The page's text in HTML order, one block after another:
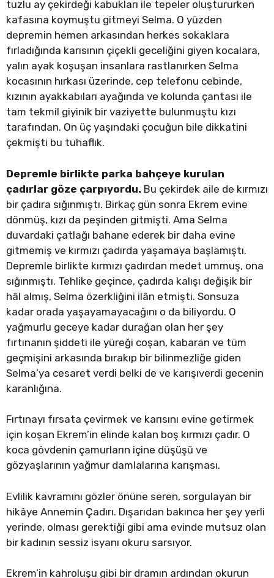
tuzlu ay çekirdeği kabukları ile tepeler oluştururken
kafasına koymuştu gitmeyi Selma. O yüzden
depremin hemen arkasından herkes sokaklara
fırladığında karısının çiçekli geceliğini giyen kocalara,
yalın ayak koşuşan insanlara rastlanırken Selma
kocasının hırkası üzerinde, cep telefonu cebinde,
kızının ayakkabıları ayağında ve kolunda çantası ile
tam tekmil giyinik bir vaziyette bulunmuştu kızı
tarafından. On üç yaşındaki çocuğun bile dikkatini
çekmişti bu tuhaflık.
Depremle birlikte parka bahçeye kurulan
çadırlar göze çarpıyordu. Bu çekirdek aile de kırmızı
bir çadıra sığınmıştı. Birkaç gün sonra Ekrem evine
dönmüş, kızı da peşinden gitmişti. Ama Selma
duvardaki çatlağı bahane ederek bir daha evine
gitmemiş ve kırmızı çadırda yaşamaya başlamıştı.
Depremle birlikte kırmızı çadırdan medet ummuş, ona
sığınmıştı. Tehlike geçince, çadırda kalışı değişik bir
hâl almış, Selma özerkliğini ilân etmişti. Sonsuza
kadar orada yaşayamayacağını o da biliyordu. O
yağmurlu geceye kadar durağan olan her şey
fırtınanın şiddeti ile yüreği coşan, kabaran ve tüm
geçmişini arkasında bırakıp bir bilinmezliğe giden
Selma’ya cesaret verdi belki de ve karışıverdi gecenin
karanlığına.
Fırtınayı fırsata çevirmek ve karısını evine getirmek
için koşan Ekrem’in elinde kalan boş kırmızı çadır. O
koca gövdenin çamurların içine düşüşü ve
gözyaşlarının yağmur damlalarına karışması.
Evlilik kavramını gözler önüne seren, sorgulayan bir
hikâye Annemin Çadırı. Dışarıdan bakınca her şey yerli
yerinde, olması gerektiği gibi ama evinde mutsuz olan
bir kadının sessiz isyanı okuru sarsıyor.
Ekrem’in kahroluşu gibi bir dramın ardından okurun